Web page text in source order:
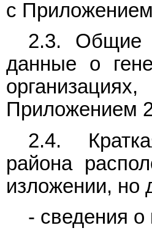
с
2.3. Общие
данные о
Приложением
2.4.
района
изложении, но
- сведения о